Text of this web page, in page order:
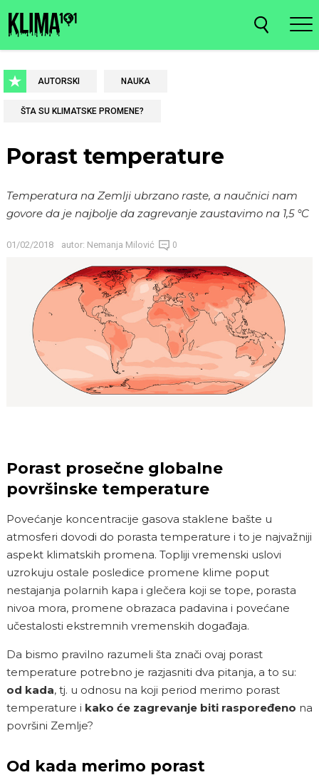
AUTORSKI NAUKA
ŠTA SU KLIMATSKE PROMENE?
Porast temperature
Temperatura na Zemlji ubrzano raste, a naučnici nam
govore da je najbolje da zagrevanje zaustavimo na 1,5 °C
01/02/2018 autor: Nemanja Milović 0
Porast prosečne globalne
površinske temperature
Povećanje koncentracije gasova staklene bašte u
atmosferi dovodi do porasta temperature i to je najvažniji
aspekt klimatskih promena. Topliji vremenski uslovi
uzrokuju ostale posledice promene klime poput
nestajanja polarnih kapa i glečera koji se tope, porasta
nivoa mora, promene obrazaca padavina i povećane
učestalosti ekstremnih vremenskih događaja.
Da bismo pravilno razumeli šta znači ovaj porast
temperature potrebno je razjasniti dva pitanja, a to su:
od kada, tj. u odnosu na koji period merimo porast
temperature i kako će zagrevanje biti raspoređeno na
površini Zemlje?
Od kada merimo porast